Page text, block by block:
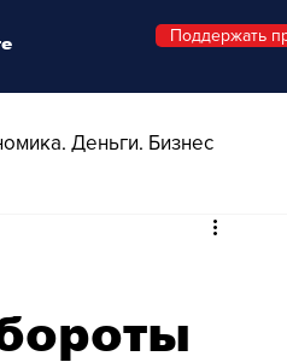
Деньги. Бизнес
Стильный четверг
Поддержать